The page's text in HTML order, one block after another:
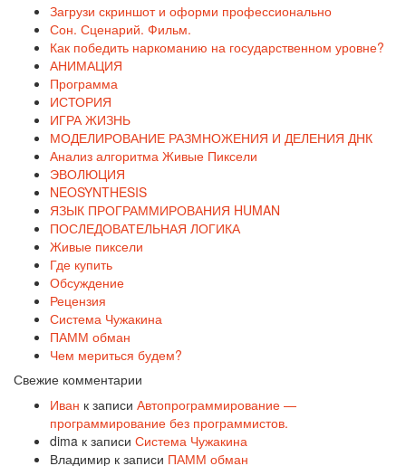
Загрузи скриншот и оформи профессионально
Сон. Сценарий. Фильм.
Как победить наркоманию на государственном уровне?
АНИМАЦИЯ
Программа
ИСТОРИЯ
ИГРА ЖИЗНЬ
МОДЕЛИРОВАНИЕ РАЗМНОЖЕНИЯ И ДЕЛЕНИЯ ДНК
Анализ алгоритма Живые Пиксели
ЭВОЛЮЦИЯ
NEOSYNTHESIS
ЯЗЫК ПРОГРАММИРОВАНИЯ HUMAN
ПОСЛЕДОВАТЕЛЬНАЯ ЛОГИКА
Живые пиксели
Где купить
Обсуждение
Рецензия
Система Чужакина
ПАММ обман
Чем мериться будем?
Свежие комментарии
Иван к записи Автопрограммирование —
программирование без программистов.
dima к записи Система Чужакина
Владимир к записи ПАММ обман